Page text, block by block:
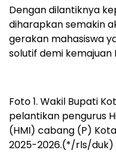
Dengan dilantiknya
diharapkan semakin
gerakan mahasiswa
solutif demi kemajuan
Foto 1. Wakil Bupati
pelantikan pengurus
(HMI) cabang (P)
2025-2026.(*/rls/duk)